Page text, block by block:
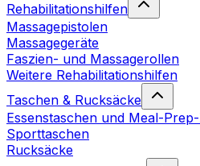
Rehabilitationshilfen
Massagepistolen
Massagegeräte
Faszien- und Massagerollen
Weitere Rehabilitationshilfen
Taschen & Rucksäcke
Essenstaschen und Meal-
Sporttaschen
Rucksäcke